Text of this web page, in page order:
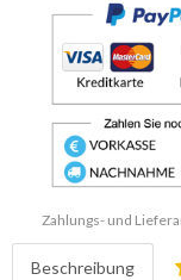
Zahlungs- und
Beschreibung